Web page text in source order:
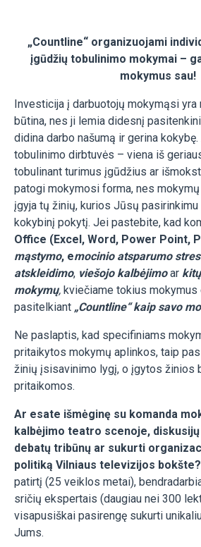
„Countline“ organizuojami
įgūdžių tobulinimo mokymai –
mokymus sau!
Investicija į darbuotojų mokymąsi yra
būtina, nes ji lemia didesnį
didina darbo našumą ir gerina
tobulinimo dirbtuvės – viena iš
tobulinant turimus įgūdžius ar
patogi mokymosi forma, nes
įgyja tų žinių, kurios Jūsų
kokybinį pokytį. Jei pastebite, kad
Office (Excel, Word, Power Point,
mąstymo, emocinio atsparumo
atskleidimo, viešojo kalbėjimoar
mokymų, kviečiame tokius mokymus
pasitelkiant „Countline“ kaip savo
Ne paslaptis, kad specifiniams
pritaikytos mokymų aplinkos, taip
žinių įsisavinimo lygį, o įgytos žinios
pritaikomos.
Ar esate išmėginę su komanda
kalbėjimo teatro scenoje,
debatų tribūnų ar sukurti
politiką Vilniaus televizijos bokšte?
patirtį (25 veiklos metai),
sričių ekspertais (daugiau nei 300
visapusiškai pasirengę sukurti
Jums.